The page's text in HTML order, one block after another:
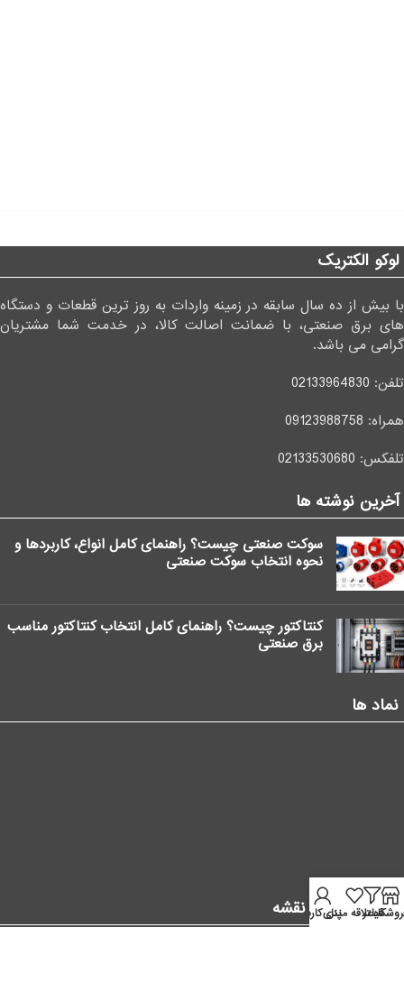
لوکو الکتریک
با بیش از ده سال سابقه در زمینه واردات به روز ترین قطعات و دستگاه
های برق صنعتی، با ضمانت اصالت کالا، در خدمت شما مشتریان
گرامی می باشد.
تلفن: 02133964830
همراه: 09123988758
تلفکس: 02133530680
آخرین نوشته ها
سوکت صنعتی چیست؟ راهنمای کامل انواع، کاربردها و
نحوه انتخاب سوکت صنعتی
کنتاکتور چیست؟ راهنمای کامل انتخاب کنتاکتور مناسب
برق صنعتی
نماد ها
موقعیت ما در نقشه
فیلترعلاقه مندیپنل کاربر